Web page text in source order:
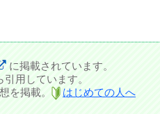
に掲載されています。
用しています。
を掲載。
はじめての人へ